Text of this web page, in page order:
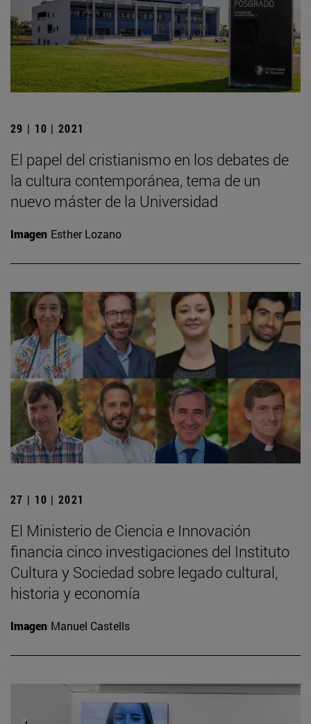
29 | 10 | 2021
El papel del cristianismo en los debates de
la cultura contemporánea, tema de un
nuevo máster de la Universidad
Imagen Esther Lozano
27 | 10 | 2021
El Ministerio de Ciencia e Innovación
financia cinco investigaciones del Instituto
Cultura y Sociedad sobre legado cultural,
historia y economía
Imagen Manuel Castells